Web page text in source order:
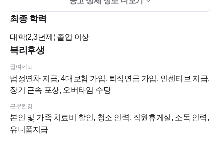
- 소독실, 청소여사님 상주
- 점심, 저녁 식대 제공
- 간식지원 (원하는 간식 무한제공)
- 유니폼, 신발, 명찰 제공
- 자기계발비 (세미나비) 지원
- 기숙사 월세 지원
5 지원방법
최종 학력
대학(2,3년제)졸업 이상
복리후생
급여제도
법정연차 지급, 4대보험 가입, 퇴직연금 가입, 인센티브 지급,
장기 근속 포상, 오버타임 수당
근무환경
본인 및 가족 치료비 할인, 청소 인력, 직원휴게실, 소독 인력,
유니폼지급